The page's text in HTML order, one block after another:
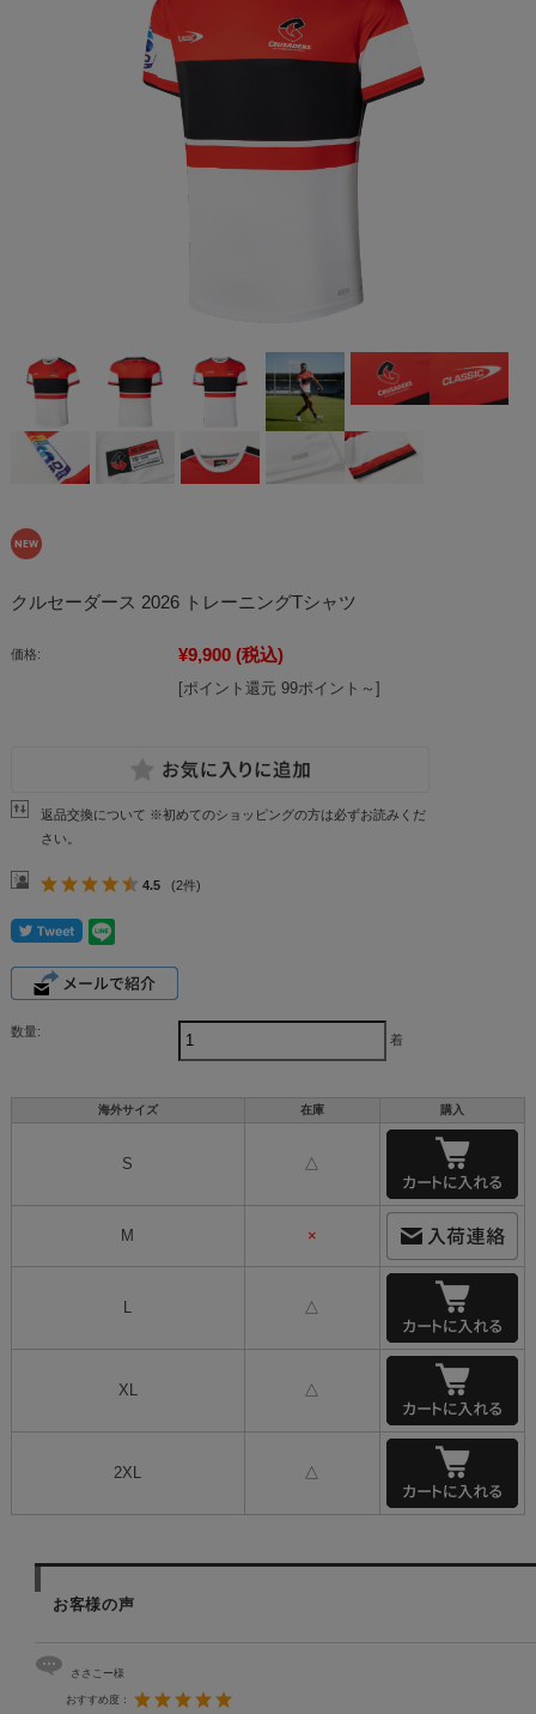
クルセーダース 2026 トレーニングTシャツ
価格: ¥9,900 (税込)
[ポイント還元 99ポイント～]
返品交換について ※初めてのショッピングの方は必ずお読みくだ
さい。
4.5 (2件)
数量:
着
海外サイズ 在庫 購入
S △
M ×
△
XL △
2XL △
お客様の声
ささこー様
おすすめ度：